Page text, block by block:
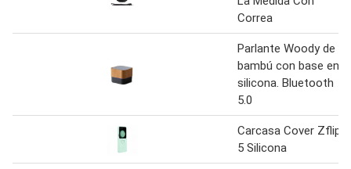
Correa
Parlante Woody de
bambú con base en
silicona. Bluetooth
5.0
Carcasa Cover Zflip
5 Silicona